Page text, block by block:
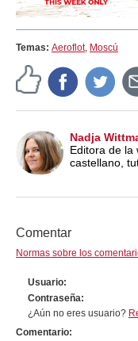
Temas: Aeroflot, Moscú
Nadja
Editora de la
castellano,
Comentar
Normas sobre los
Usuario
Contraseña
¿Aún no eres usuario?
Comentario